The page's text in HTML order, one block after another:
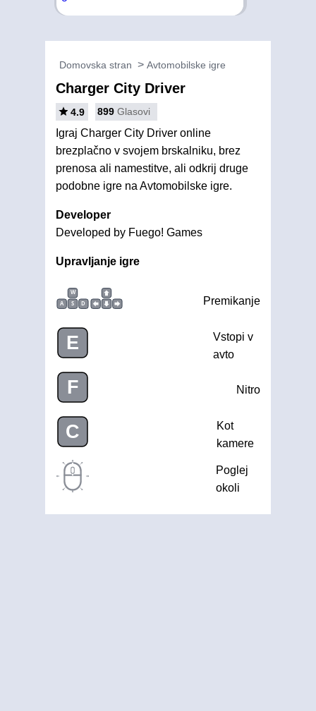
Domovska stran Avtomobilske igre
Charger City Driver
4.9 899 Glasovi
Igraj Charger City Driver online
brezplačno v svojem brskalniku, brez
prenosa ali namestitve, ali odkrij druge
podobne igre na Avtomobilske igre.
Developer
Developed by Fuego! Games
Upravljanje igre
W
A
S D Premikanje
E
Vstopi v
avto
F Nitro
C
Kot
kamere
Poglej
okoli